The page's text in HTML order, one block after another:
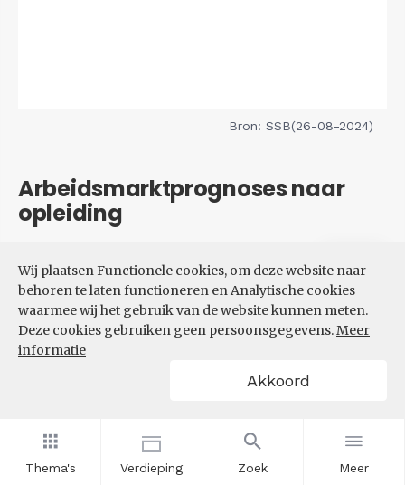
Thema's Verdieping Zoek Meer
Wij plaatsen Functionele cookies, om deze website naar
behoren te laten functioneren en Analytische cookies
waarmee wij het gebruik van de website kunnen meten.
Deze cookies gebruiken geen persoonsgegevens.Meer
informatie
Akkoord
Bron: SSB(26-08-2024)
Arbeidsmarktprognoses naar
opleiding
VERWACHTE UITBREIDINGS-
EN VERVANGINGSVRAAG NAAR
OPLEIDINGSNIVEAU
Filters